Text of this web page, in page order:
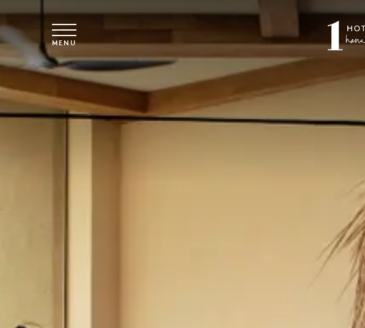
Vai al contenuto principale
MENU